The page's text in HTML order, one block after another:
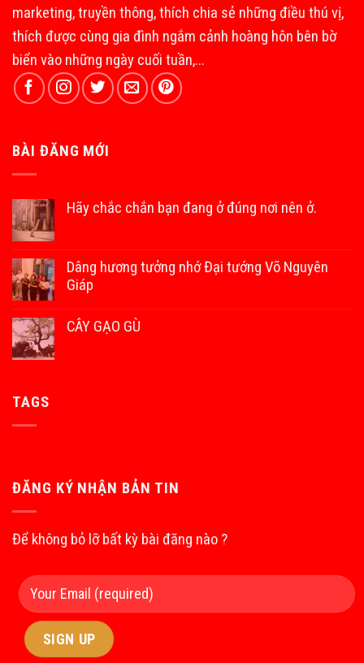
marketing, truyền thông, thích chia sẻ những điều thú vị,
thích được cùng gia đình ngắm cảnh hoàng hôn bên bờ
biển vào những ngày cuối tuần,...
BÀI ĐĂNG MỚI
Hãy chắc chắn bạn đang ở đúng nơi nên ở.
Dâng hương tưởng nhớ Đại tướng Võ Nguyên
Giáp
CÂY GẠO GÙ
TAGS
ĐĂNG KÝ NHẬN BẢN TIN
Để không bỏ lỡ bất kỳ bài đăng nào ?